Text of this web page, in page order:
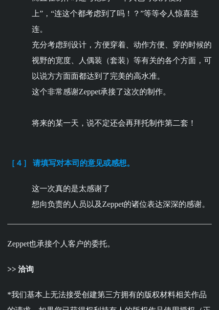
上”，“连这个都考虑到了吗！？”等等令人惊喜连
连。
充分考虑到设计，方便穿着、动作方便、穿的时候的
视野的宽度、人偶装（套装）等有关的各个方面，可
以说方方面面都达到了完美的高水准。
这个非常感谢Zeppet承接了这次的制作。
将来的某一天，说不定还会再拜托制作第二套！
［４］ 请填写对本司的意见或感想。
这一次真的是太感谢了
想向负责的人员以及Zeppet的诸位表达深深的感谢。
Zeppet也承接个人客户的委托。
>> 洽询
*我们基本上无法接受创建第三方拥有的版权材料相关作品